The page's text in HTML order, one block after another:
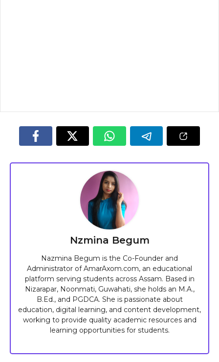
Nzmina Begum
Nazmina Begum is the Co-Founder and
Administrator of AmarAxom.com, an educational
platform serving students across Assam. Based in
Nizarapar, Noonmati, Guwahati, she holds an M.A.,
B.Ed., and PGDCA. She is passionate about
education, digital learning, and content development,
working to provide quality academic resources and
learning opportunities for students.